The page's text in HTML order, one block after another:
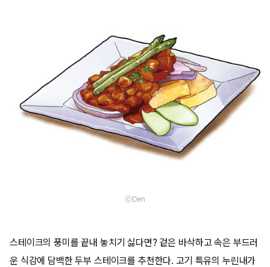
ⓒDen
스테이크의 풍미를 끝내 놓치기 싫다면? 겉은 바삭하고 속은 부드러
운 식감에 담백한 두부 스테이크를 추천한다. 고기 특유의 누린내가